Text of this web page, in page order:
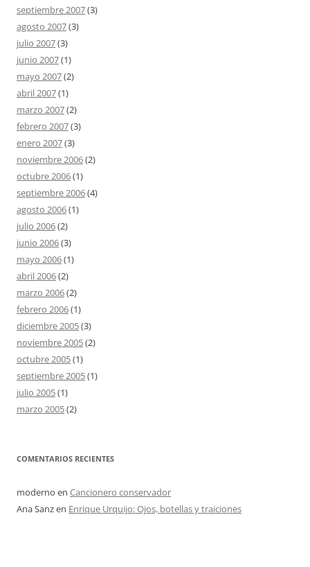
septiembre 2007(3)
agosto 2007(3)
julio 2007(3)
junio 2007(1)
mayo 2007(2)
abril 2007(1)
marzo 2007(2)
febrero 2007(3)
enero 2007(3)
noviembre 2006(2)
octubre 2006(1)
septiembre 2006(4)
agosto 2006(1)
julio 2006(2)
junio 2006(3)
mayo 2006(1)
abril 2006(2)
marzo 2006(2)
febrero 2006(1)
diciembre 2005(3)
noviembre 2005(2)
octubre 2005(1)
septiembre 2005(1)
julio 2005(1)
marzo 2005(2)
COMENTARIOS RECIENTES
moderno en Cancionero conservador
Ana Sanzen Enrique Urquijo: Ojos, botellas y traiciones